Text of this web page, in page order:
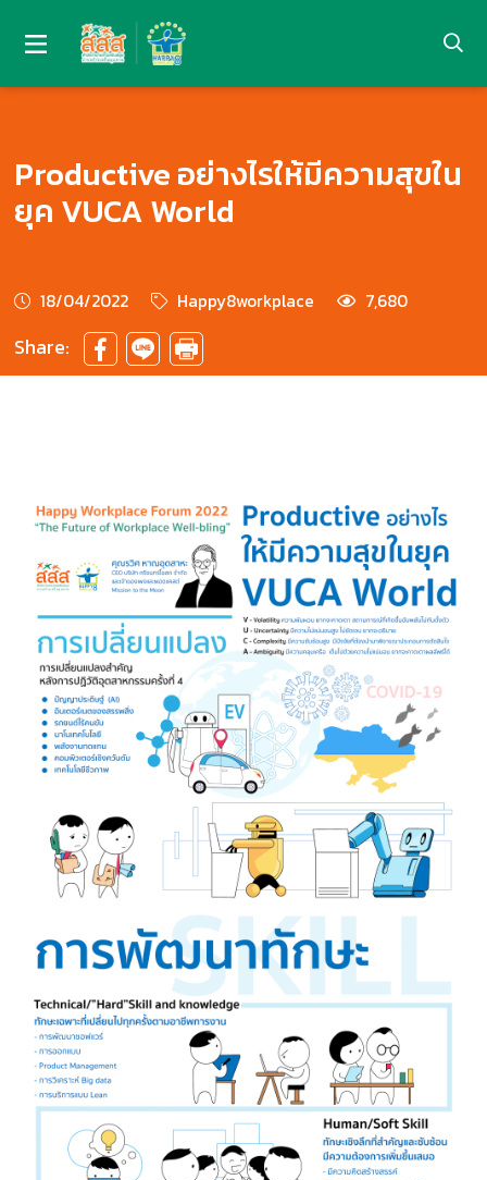
Productive อย่างไรให้มีความสุขใน
ยุค VUCA World
18/04/2022 Happy8workplace 7,680
Share: